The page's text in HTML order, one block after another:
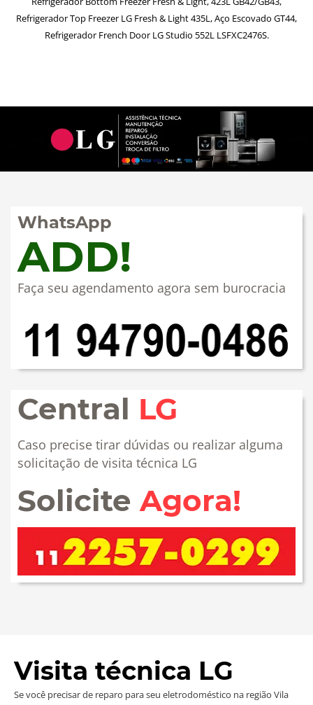
Refrigerador Top Freezer LG Fresh & Light 435L, Aço Escovado GT44,
Refrigerador French Door LG Studio 552L LSFXC2476S.
WhatsApp
ADD!
Faça seu agendamento agora sem burocracia
Central LG
Caso precise tirar dúvidas ou realizar alguma
solicitação de visita técnica LG
SoliciteAgora!
Visita técnica LG
Se você precisar de reparo para seu eletrodoméstico na região Vila